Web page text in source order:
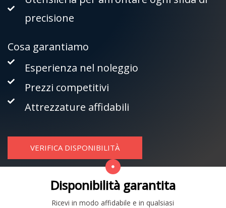
precisione
Cosa garantiamo
Esperienza nel noleggio
Prezzi competitivi
Attrezzature affidabili
VERIFICA DISPONIBILITÀ
Disponibilità garantita
Ricevi in modo affidabile e in qualsiasi